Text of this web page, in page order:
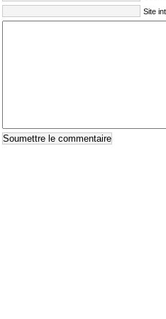
Site